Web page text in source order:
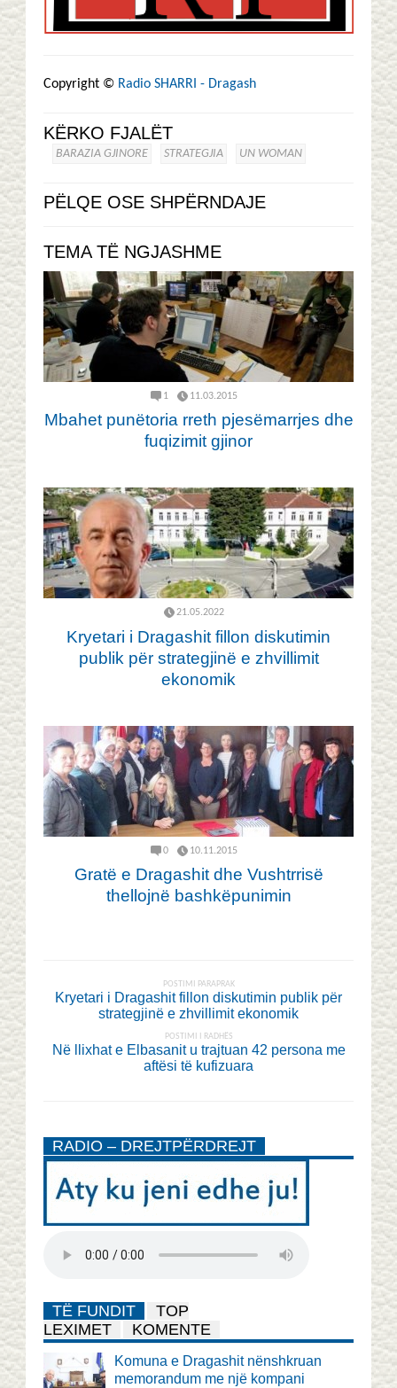
Copyright © Radio SHARRI - Dragash
KËRKO FJALËT
BARAZIA GJINORE STRATEGJIA UN WOMAN
PËLQE OSE SHPËRNDAJE
TEMA TË NGJASHME
1 11.03.2015
Mbahet punëtoria rreth pjesëmarrjes dhe
fuqizimit gjinor
21.05.2022
Kryetari i Dragashit fillon diskutimin
publik për strategjinë e zhvillimit
ekonomik
0 10.11.2015
Gratë e Dragashit dhe Vushtrrisë
thellojnë bashkëpunimin
POSTIMI PARAPRAK
Kryetari i Dragashit fillon diskutimin publik për
strategjinë e zhvillimit ekonomik
POSTIMI I RADHËS
Në llixhat e Elbasanit u trajtuan 42 persona me
aftësi të kufizuara
RADIO – DREJTPËRDREJT
TË FUNDIT
TOP
LEXIMET
KOMENTE
Komuna e Dragashit nënshkruan
memorandum me një kompani